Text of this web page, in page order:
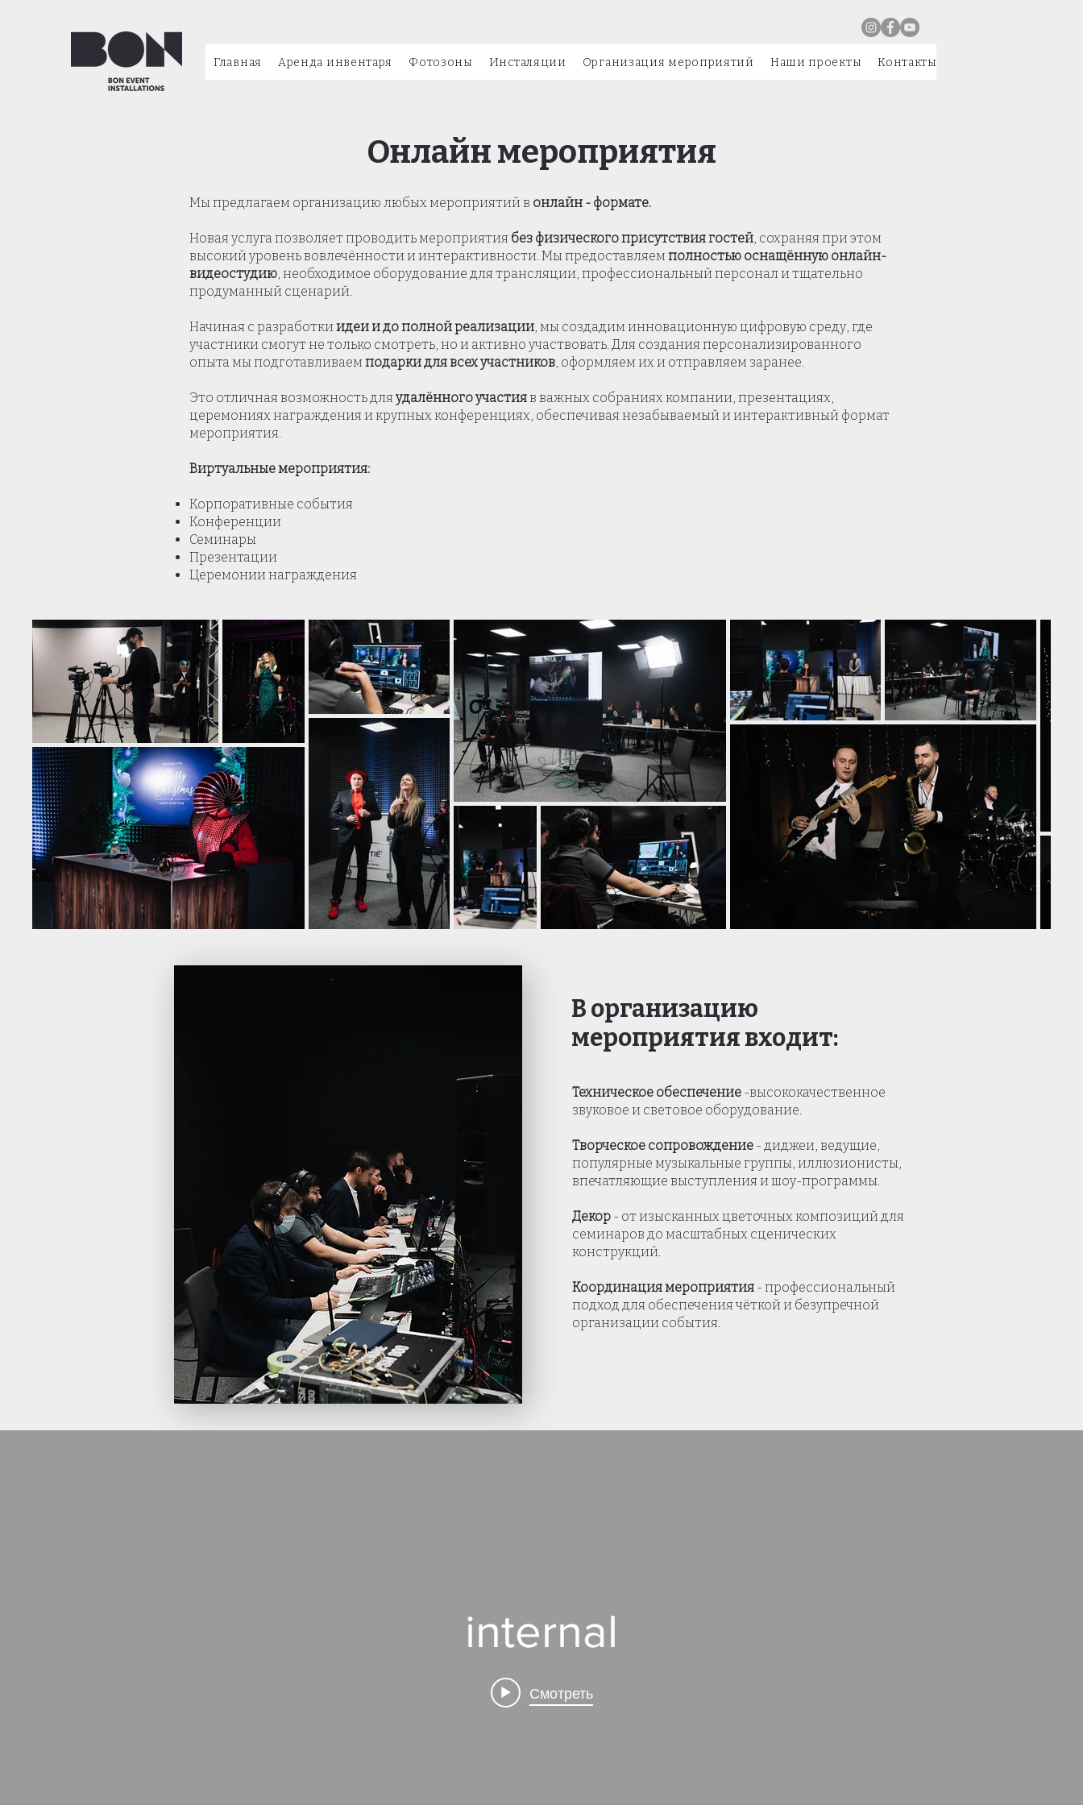
Главная Аренда инвентаря Фотозоны Инсталяции Организация мероприятий Наши проекты Контакты
Онлайн мероприятия
Мы предлагаем организацию любых мероприятий в онлайн - формате.
Новая услуга позволяет проводить мероприятия без физического присутствия гостей, сохраняя при этом
высокий уровень вовлечённости и интерактивности. Мы предоставляем полностью оснащённую онлайн-
видеостудию, необходимое оборудование для трансляции, профессиональный персонал и тщательно
продуманный сценарий.
Начиная с разработкиидеи и до полной реализации, мы создадим инновационную цифровую среду, где
участники смогут не только смотреть, но и активно участвовать. Для создания персонализированного
опыта мы подготавливаем подарки для всех участников, оформляем их и отправляем заранее.
Это отличная возможность дляудалённого участияв важных собраниях компании, презентациях,
церемониях награждения и крупных конференциях, обеспечивая незабываемый и интерактивный формат
мероприятия.
Виртуальные мероприятия:
Корпоративные события
Конференции
Семинары
Презентации
Церемонии награждения
В организацию
мероприятия входит:
Техническое обеспечение -высококачественное
звуковое и световое оборудование.
Творческое сопровождение - диджеи, ведущие,
популярные музыкальные группы, иллюзионисты,
впечатляющие выступления и шоу-программы.
Декор - от изысканных цветочных композиций для
семинаров до масштабных сценических
конструкций.
Координация мероприятия - профессиональный
подход для обеспечения чёткой и безупречной
организации события.
internal
Смотреть